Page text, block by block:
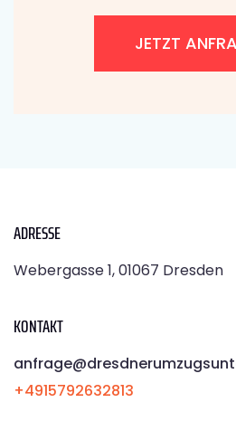
JETZT
ADRESSE
Webergasse 1, 01067 Dresden
KONTAKT
+4915792632813